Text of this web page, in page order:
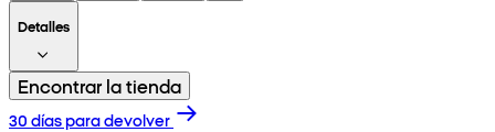
Detalles
Encontrar la tienda
30 días para devolver